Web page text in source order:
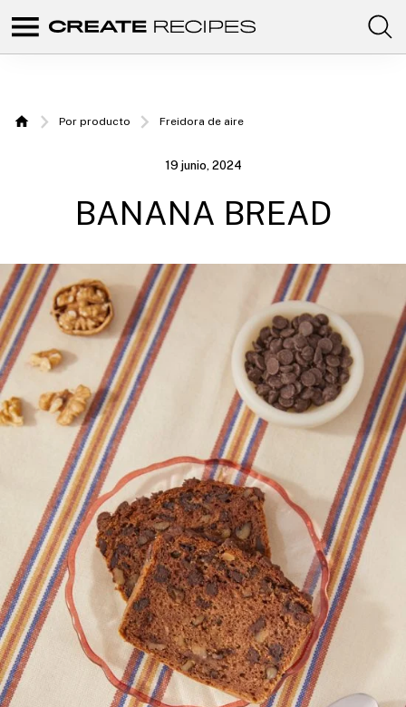
Create
|
elaborar
Chefbot
Comunidad
con
tus
Home
Por producto Freidora de aire
19 junio, 2024
BANANA BREAD